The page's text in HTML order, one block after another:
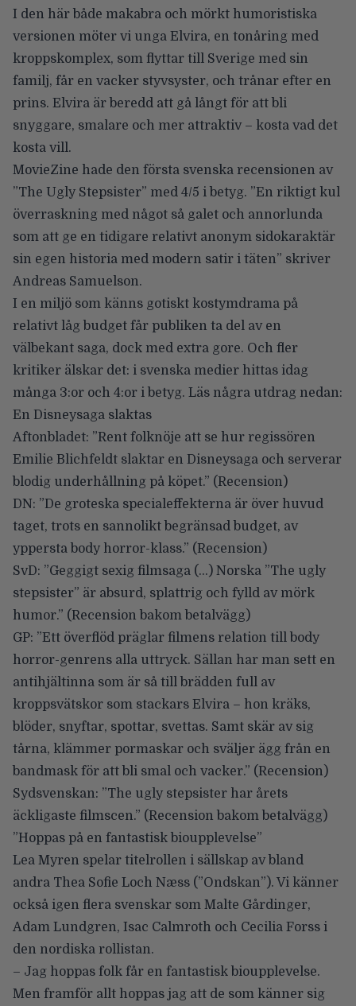
I den här både makabra och mörkt humoristiska
versionen möter vi unga Elvira, en tonåring med
kroppskomplex, som flyttar till Sverige med sin
familj, får en vacker styvsyster, och trånar efter en
prins. Elvira är beredd att gå långt för att bli
snyggare, smalare och mer attraktiv – kosta vad det
kosta vill.
MovieZine hade den första svenska recensionen av
”The Ugly Stepsister” med 4/5 i betyg. ”En riktigt kul
överraskning med något så galet och annorlunda
som att ge en tidigare relativt anonym sidokaraktär
sin egen historia med modern satir i täten” skriver
Andreas Samuelson.
I en miljö som känns gotiskt kostymdrama på
relativt låg budget får publiken ta del av en
välbekant saga, dock med extra gore. Och fler
kritiker älskar det: i svenska medier hittas idag
många 3:or och 4:or i betyg. Läs några utdrag nedan:
En Disneysaga slaktas
Aftonbladet: ”Rent folknöje att se hur regissören
Emilie Blichfeldt slaktar en Disneysaga och serverar
blodig underhållning på köpet.” (Recension)
DN: ”De groteska specialeffekterna är över huvud
taget, trots en sannolikt begränsad budget, av
yppersta body horror-klass.” (Recension)
SvD: ”Geggigt sexig filmsaga (…) Norska ”The ugly
stepsister” är absurd, splattrig och fylld av mörk
humor.” (Recension bakom betalvägg)
GP: ”Ett överflöd präglar filmens relation till body
horror-genrens alla uttryck. Sällan har man sett en
antihjältinna som är så till brädden full av
kroppsvätskor som stackars Elvira – hon kräks,
blöder, snyftar, spottar, svettas. Samt skär av sig
tårna, klämmer pormaskar och sväljer ägg från en
bandmask för att bli smal och vacker.” (Recension)
Sydsvenskan: ”The ugly stepsister har årets
äckligaste filmscen.” (Recension bakom betalvägg)
”Hoppas på en fantastisk bioupplevelse”
Lea Myren spelar titelrollen i sällskap av bland
andra Thea Sofie Loch Næss (”Ondskan”). Vi känner
också igen flera svenskar som Malte Gårdinger,
Adam Lundgren, Isac Calmroth och Cecilia Forss i
den nordiska rollistan.
– Jag hoppas folk får en fantastisk bioupplevelse.
Men framför allt hoppas jag att de som känner sig